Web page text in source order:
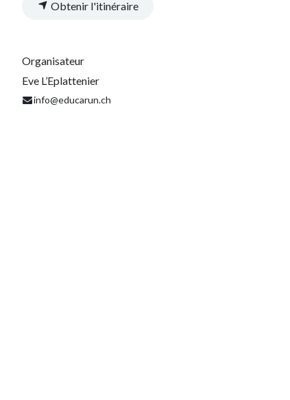
Obtenir l'itinéraire
Organisateur
Eve L’Eplattenier
info@educarun.ch